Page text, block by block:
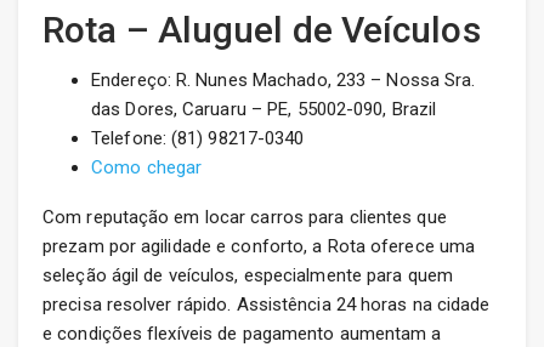
Rota – Aluguel de Veículos
Endereço: R. Nunes Machado, 233 – Nossa Sra.
das Dores, Caruaru – PE, 55002-090, Brazil
Telefone: (81) 98217-0340
Como chegar
Com reputação em locar carros para clientes que
prezam por agilidade e conforto, a Rota oferece uma
seleção ágil de veículos, especialmente para quem
precisa resolver rápido. Assistência 24 horas na cidade
e condições flexíveis de pagamento aumentam a